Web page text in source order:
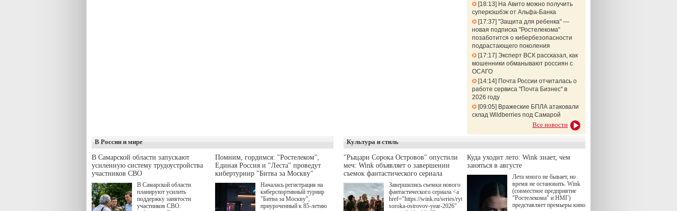
18:13
На Авито можно получить
суперкэшбэк от Альфа-Банка
17:37 "Защита для ребенка" —
новая подписка "Ростелекома"
позаботится о кибербезопасности
подрастающего поколения
17:17 Эксперт ВСК рассказал, как
мошенники обманывают россиян с
ОСАГО
14:14 Почта России отчиталась о
работе сервиса "Почта Бизнес" в
2026 году
09:05
Вражеские БПЛА атаковали
склад Wildberries под Самарой
Все новости
В России и мире
В Самарской области запускают
усиленную систему трудоустройства
участников СВО
В Самарской области
планируют усилить
поддержку занятости
участников СВО:
Помним, гордимся: "Ростелеком",
Единая Россия и "Леста" проведут
кибертурнир "Битва за Москву"
Началась регистрация на
киберспортивный турнир
"Битва за Москву",
приуроченный к 85-летию
Культура и стиль
"Рыцари Сорока Островов" опустили
меч: Wink объявляет о завершении
съемок фантастического сериала
Завершились съемки нового
фантастического сериала <a
href="https://wink.ru/series/rytsari-
soroka-ostrovov-year-2026"
Куда уходит лето: Wink знает, чем
заняться в августе
Лета много не бывает, но
время не остановить. Wink
(совместное предприятие
"Ростелекома" и НМГ)
представляет премьеры кино